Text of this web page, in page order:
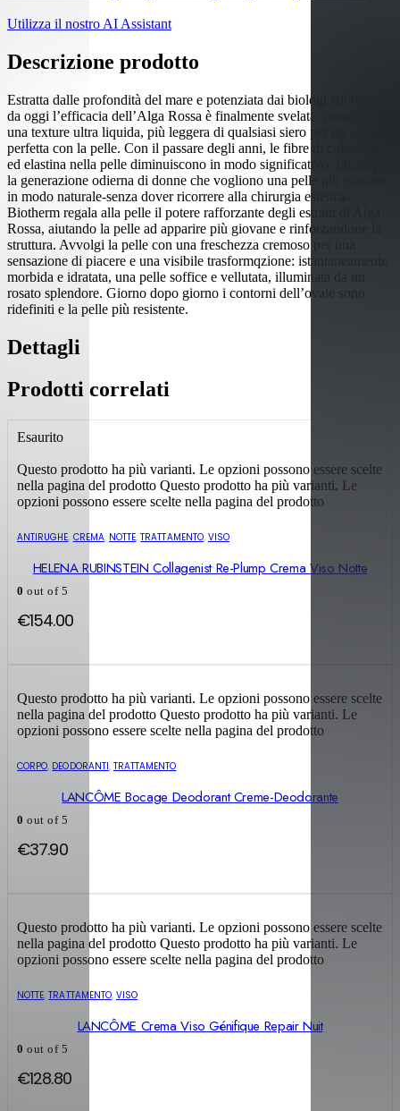
Utilizza il nostro AI Assistant
Descrizione prodotto
Estratta dalle profondità del mare e potenziata dai biologi Biotherm,
da oggi l’efficacia dell’Alga Rossa è finalmente svelata, catturata in
una texture ultra liquida, più leggera di qualsiasi siero per un’ affinità
perfetta con la pelle. Con il passare degli anni, le fibre di collagene
ed elastina nella pelle diminuiscono in modo significativo. Ideata per
la generazione odierna di donne che vogliono una pelle più giovane,
in modo naturale-senza dover ricorrere alla chirurgia estetica-
Biotherm regala alla pelle il potere rafforzante degli estratti di Alga
Rossa, aiutando la pelle ad apparire più giovane e rinforzandone la
struttura. Avvolgi la pelle con una freschezza cremoso per una
sensazione di piacere e una visibile trasformqzione: istantaneamente
morbida e idratata, una pelle soffice e vellutata, illuminata da un
rosato splendore. Giorno dopo giorno i contorni dell’ovale sono
ridefiniti e la pelle più resistente.
Dettagli
Prodotti correlati
Esaurito
Questo prodotto ha più varianti. Le opzioni possono essere scelte
nella pagina del prodotto Questo prodotto ha più varianti. Le
opzioni possono essere scelte nella pagina del prodotto
ANTIRUGHE, CREMA, NOTTE,TRATTAMENTO, VISO
HELENA RUBINSTEIN Collagenist Re-Plump Crema Viso Notte
0 out of 5
€154.00
Questo prodotto ha più varianti. Le opzioni possono essere scelte
nella pagina del prodotto Questo prodotto ha più varianti. Le
opzioni possono essere scelte nella pagina del prodotto
CORPO, DEODORANTI, TRATTAMENTO
LANCÔME Bocage Deodorant Creme-Deodorante
0 out of 5
€37.90
Questo prodotto ha più varianti. Le opzioni possono essere scelte
nella pagina del prodotto Questo prodotto ha più varianti. Le
opzioni possono essere scelte nella pagina del prodotto
NOTTE,TRATTAMENTO,VISO
LANCÔME Crema Viso Génifique Repair Nuit
0 out of 5
€128.80